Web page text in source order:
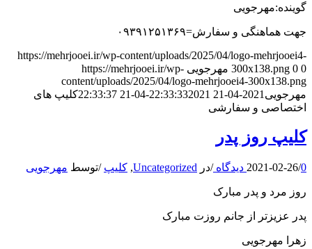
گوینده:مهرجویی
جهت هماهنگی و سفارش=۰۹۳۹۱۲۵۱۳۶۹
https://mehrjooei.ir/wp-content/uploads/2025/04/logo-mehrjooei4-
300x138.png 0 0 مهرجویی https://mehrjooei.ir/wp-
content/uploads/2025/04/logo-mehrjooei4-300x138.png
مهرجویی 2021-04-21 22:33:33
2021-04-21 22:33:37
کلیپ های
اختصاصی و سفارشی
کلیپ روز پدر
2021-02-26/0 دیدگاه /در Uncategorized
, کلیپ /توسط مهرجویی
روز مرد و پدر مبارک
پدر عزیزتر از جانم روزت مبارک
زهرا مهرجویی